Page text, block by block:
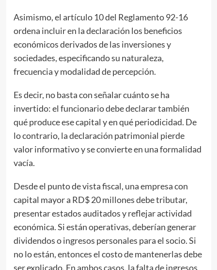
Asimismo, el artículo 10 del Reglamento 92-16
ordena incluir en la declaración los beneficios
económicos derivados de las inversiones y
sociedades, especificando su naturaleza,
frecuencia y modalidad de percepción.
Es decir, no basta con señalar cuánto se ha
invertido: el funcionario debe declarar también
qué produce ese capital y en qué periodicidad. De
lo contrario, la declaración patrimonial pierde
valor informativo y se convierte en una formalidad
vacía.
Desde el punto de vista fiscal, una empresa con
capital mayor a RD$ 20 millones debe tributar,
presentar estados auditados y reflejar actividad
económica. Si están operativas, deberían generar
dividendos o ingresos personales para el socio. Si
no lo están, entonces el costo de mantenerlas debe
ser explicado. En ambos casos, la falta de ingresos